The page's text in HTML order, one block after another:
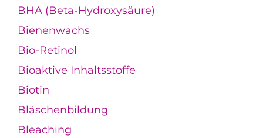
BHA (Beta-Hydroxysäure)
Bienenwachs
Bio-Retinol
Bioaktive Inhaltsstoffe
Biotin
Bläschenbildung
Bleaching